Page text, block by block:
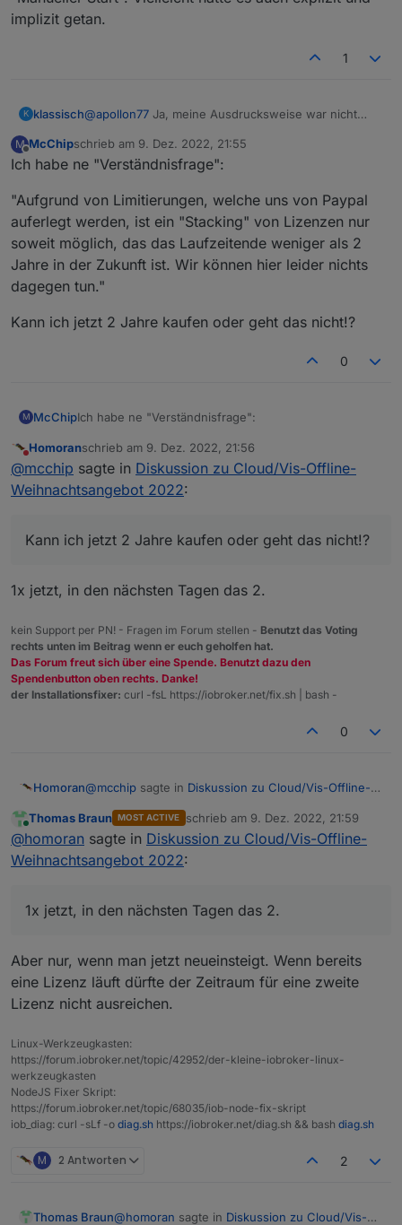
implizit getan.
1
K klassisch@apollon77 Ja, meine Ausdrucksweise war nicht
Service Managers :-) gewählt "Automatischer Start"
und "Manueller Start". Vielleicht hätte es auch explizit
M
Offline
McChipschrieb am 9. Dez. 2022, 21:55
zuletzt editiert von
Ich habe ne "Verständnisfrage":
"Aufgrund von Limitierungen, welche uns von Paypal
auferlegt werden, ist ein "Stacking" von Lizenzen nur
soweit möglich, das das Laufzeitende weniger als 2
Jahre in der Zukunft ist. Wir können hier leider nichts
dagegen tun."
Kann ich jetzt 2 Jahre kaufen oder geht das nicht!?
0
M McChipIch habe ne "Verständnisfrage":
"Aufgrund von Limitierungen, welche uns von Paypal
auferlegt werden, ist ein "Stacking" von Lizenzen nur
soweit möglich, das das Laufzeitende weniger als 2
Jahre in der Zukunft ist. Wir können hier leider nichts
Kann ich jetzt 2 Jahre kaufen oder geht das nicht!?
Nicht stören
Homoranschrieb am 9. Dez. 2022, 21:56
zuletzt editiert von
@mcchip sagte in Diskussion zu Cloud/Vis-Offline-
Weihnachtsangebot 2022:
Kann ich jetzt 2 Jahre kaufen oder geht das nicht!?
1x jetzt, in den nächsten Tagen das 2.
kein Support per PN! - Fragen im Forum stellen - Benutzt das Voting
rechts unten im Beitrag wenn er euch geholfen hat.
Das Forum freut sich über eine Spende. Benutzt dazu den
Spendenbutton oben rechts. Danke!
der Installationsfixer: curl -fsL https://iobroker.net/fix.sh | bash -
0
Homoran@mcchip sagte in Diskussion zu Cloud/Vis-Offline-
Kann ich jetzt 2 Jahre kaufen oder geht das
nicht!?
1x jetzt, in den nächsten Tagen das 2.
Online
Thomas Braun MOST ACTIVE schrieb am 9. Dez. 2022, 21:59
zuletzt editiert von
@homoran sagte in Diskussion zu Cloud/Vis-Offline-
Weihnachtsangebot 2022:
1x jetzt, in den nächsten Tagen das 2.
Aber nur, wenn man jetzt neueinsteigt. Wenn bereits
eine Lizenz läuft dürfte der Zeitraum für eine zweite
Lizenz nicht ausreichen.
Linux-Werkzeugkasten:
https://forum.iobroker.net/topic/42952/der-kleine-iobroker-linux-
werkzeugkasten
NodeJS Fixer Skript:
https://forum.iobroker.net/topic/68035/iob-node-fix-skript
iob_diag: curl -sLf -o diag.sh https://iobroker.net/diag.sh && bash diag.sh
M 2 Antworten 2
Thomas Braun@homoran sagte in Diskussion zu Cloud/Vis-